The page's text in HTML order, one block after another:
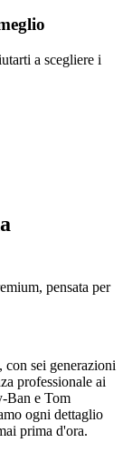
a scegliere i
pensata per
sei generazioni
professionale ai
Ban e Tom
ogni dettaglio
prima d'ora.